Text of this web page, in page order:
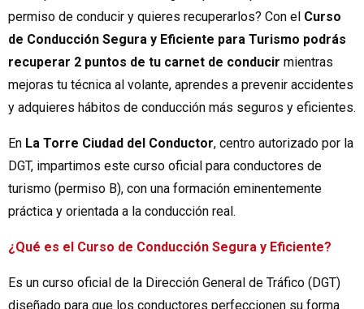
permiso de conducir y quieres recuperarlos? Con el Curso
de Conducción Segura y Eficiente para Turismo podrás
recuperar 2 puntos de tu carnet de conducir mientras
mejoras tu técnica al volante, aprendes a prevenir accidentes
y adquieres hábitos de conducción más seguros y eficientes.
En La Torre Ciudad del Conductor, centro autorizado por la
DGT, impartimos este curso oficial para conductores de
turismo (permiso B), con una formación eminentemente
práctica y orientada a la conducción real.
¿Qué es el Curso de Conducción Segura y Eficiente?
Es un curso oficial de la Dirección General de Tráfico (DGT)
diseñado para que los conductores perfeccionen su forma